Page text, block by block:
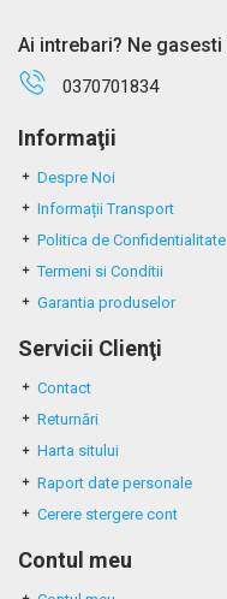
Ai intrebari? Ne gasesti
0370701834
Informaţii
Despre Noi
Informații Transport
Politica de Confidentialitate
Termeni si Conditii
Garantia produselor
Servicii Clienţi
Contact
Returnări
Harta sitului
Raport date personale
Cerere stergere cont
Contul meu